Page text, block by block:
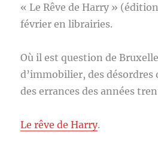
« Le Rêve de Harry »
février en librairies.
Où il est question de
d’immobilier, des désordres
des errances des années
Le rêve de Harry.